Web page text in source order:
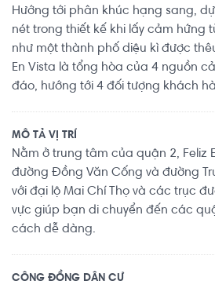
Hướng tới phân khúc hạng sang,
nét trong thiết kế khi lấy cảm hứng
như một thành phố diệu kì được
En Vista là tổng hòa của 4 nguồn
đáo, hướng tới 4 đối tượng khách
MÔ TẢ VỊ TRÍ
Nằm ở trung tâm của quận 2, Feliz
đường Đồng Văn Cống và đường
với đại lộ Mai Chí Thọ và các trục
vực giúp bạn di chuyển đến các
cách dễ dàng.
CỘNG ĐỒNG DÂN CƯ